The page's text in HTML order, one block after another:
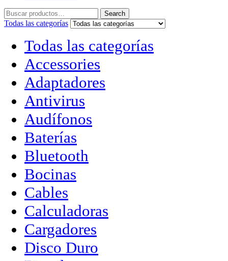
Search
Todas las categorías
Todas las categorías
Accessories
Adaptadores
Antivirus
Audífonos
Baterías
Bluetooth
Bocinas
Cables
Calculadoras
Cargadores
Disco Duro